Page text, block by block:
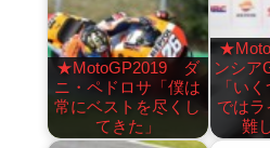
★MotoGP2019 ダ
ニ・ペドロサ「僕は
常にベストを尽くし
てきた」
ンシ
「い
では
難